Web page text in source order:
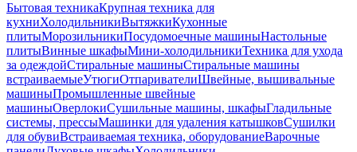
Бытовая техникаКрупная техника для
кухниХолодильникиВытяжкиКухонные
плитыМорозильникиПосудомоечные машиныНастольные
плитыВинные шкафыМини-холодильникиТехника для ухода
за одеждойСтиральные машиныСтиральные машины
встраиваемыеУтюгиОтпаривателиШвейные, вышивальные
машиныПромышленные швейные
машиныОверлокиСушильные машины, шкафыГладильные
системы, прессыМашинки для удаления катышковСушилки
для обувиВстраиваемая техника, оборудованиеВарочные